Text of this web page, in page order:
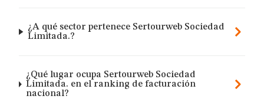
¿A qué sector pertenece Sertourweb Sociedad
Limitada.?
¿Qué lugar ocupa Sertourweb Sociedad
Limitada. en el ranking de facturación
nacional?